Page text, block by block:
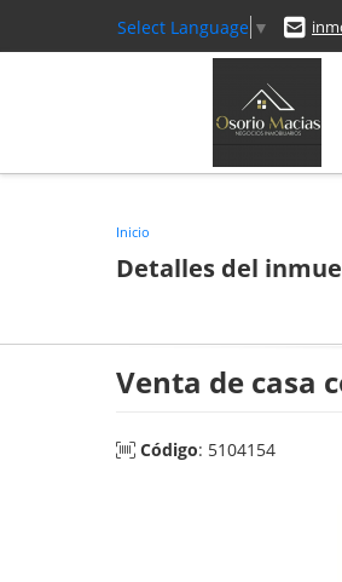
Select Language ▼
Inicio
Detalles del
Venta de casa
Código: 5104154